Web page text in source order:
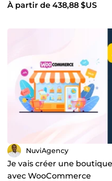
À partir de 438,88 $US
NuviAgency
Je vais créer une
avec WooCommerce